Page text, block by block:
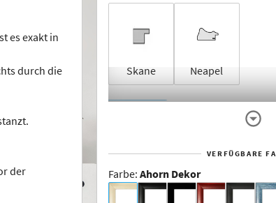
es exakt in
durch die
der
Skane Neapel
Dakota -
VERFÜGBARE
Farbe: Ahorn Dekor